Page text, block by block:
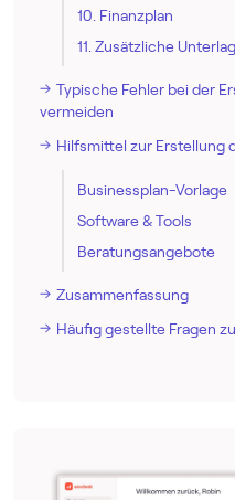
10. Finanzplan
11. Zusätzliche
Typische Fehler bei der
vermeiden
Hilfsmittel zur Erstellung
Businessplan-Vorlage
Software & Tools
Beratungsangebote
Zusammenfassung
Häufig gestellte Fragen